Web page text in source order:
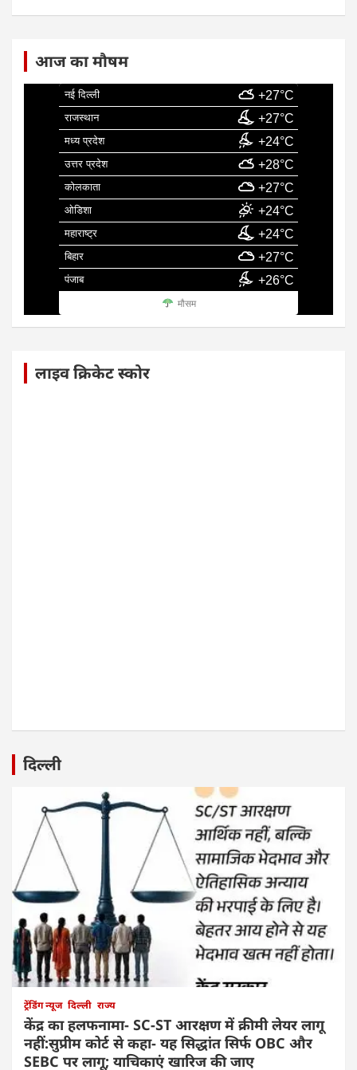
आज का मौषम
नई दिल्ली +27°C
राजस्थान +27°C
मध्य प्रदेश +24°C
उत्तर प्रदेश +28°C
कोलकाता +27°C
ओडिशा +24°C
महाराष्ट्र +24°C
बिहार +27°C
पंजाब +26°C
मौसम
लाइव क्रिकेट स्कोर
दिल्ली
ट्रेंडिंग न्यूज दिल्ली राज्य
केंद्र का हलफनामा- SC-ST आरक्षण में क्रीमी लेयर लागू
नहीं:सुप्रीम कोर्ट से कहा- यह सिद्धांत सिर्फ OBC और
SEBC पर लागू; याचिकाएं खारिज की जाए